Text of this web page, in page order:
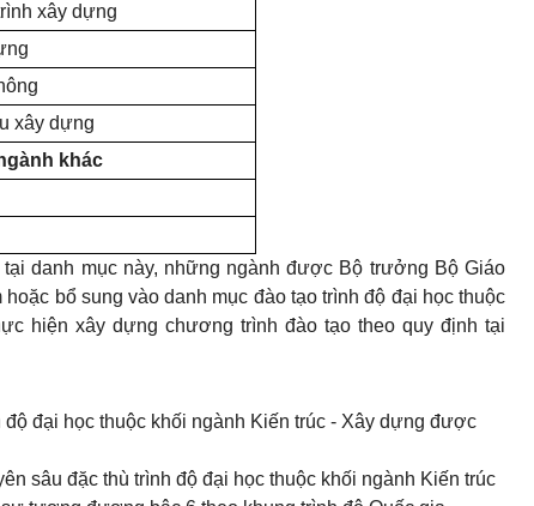
xây dựng
xây dựng
khác
danh mục này, những ngành được Bộ trưởng Bộ Giáo
bổ sung vào danh mục đào tạo trình độ đại học thuộc
hiện xây dựng chương trình đào tạo theo quy định tại
đại học thuộc khối ngành Kiến trúc - Xây dựng được
sâu đặc thù trình độ đại học thuộc khối ngành Kiến trúc